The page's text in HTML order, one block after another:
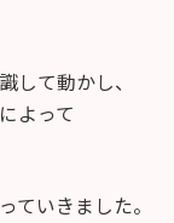
して動かし、
よって
ていきました。